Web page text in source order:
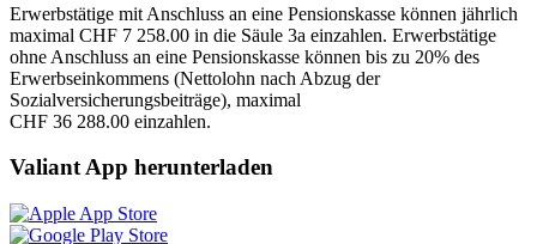
Erwerbstätige mit Anschluss an eine Pensionskasse können jährlich
maximal CHF 7 258.00 in die Säule 3a einzahlen. Erwerbstätige
ohne Anschluss an eine Pensionskasse können bis zu 20% des
Erwerbseinkommens (Nettolohn nach Abzug der
Sozialversicherungsbeiträge), maximal
CHF 36 288.00 einzahlen.
Valiant App herunterladen